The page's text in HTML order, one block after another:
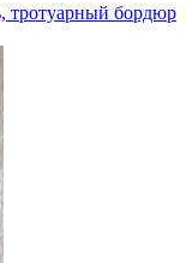
тротуарный бордюр